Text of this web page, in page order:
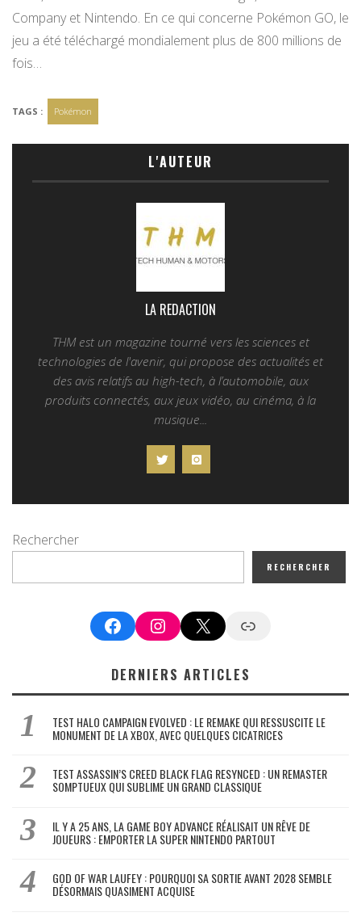
Company et Nintendo. En ce qui concerne Pokémon GO, le
jeu a été téléchargé mondialement plus de 800 millions de
fois…
TAGS : Pokémon
L'AUTEUR
LA REDACTION
THM est un magazine tourné vers les sciences et
technologies de l'avenir, qui propose des actualités et
des avis relatifs au high-tech, à l’automobile, aux
produits connectés, aux jeux vidéo, au cinéma, à la
musique...
Rechercher
RECHERCHER
FacebookInstagram
X Google News
DERNIERS ARTICLES
TEST HALO CAMPAIGN EVOLVED : LE REMAKE QUI RESSUSCITE LE
MONUMENT DE LA XBOX, AVEC QUELQUES CICATRICES
TEST ASSASSIN’S CREED BLACK FLAG RESYNCED : UN REMASTER
SOMPTUEUX QUI SUBLIME UN GRAND CLASSIQUE
IL Y A 25 ANS, LA GAME BOY ADVANCE RÉALISAIT UN RÊVE DE
JOUEURS : EMPORTER LA SUPER NINTENDO PARTOUT
GOD OF WAR LAUFEY : POURQUOI SA SORTIE AVANT 2028 SEMBLE
DÉSORMAIS QUASIMENT ACQUISE